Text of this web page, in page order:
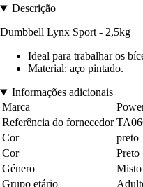
Descrição
Dumbbell Lynx Sport - 2,5kg
Ideal para trabalhar os
Material: aço pintado.
Informações adicionais
Marca
Referência do fornecedor
Cor
preto
Cor
Preto
Género
Misto
Grupo etário